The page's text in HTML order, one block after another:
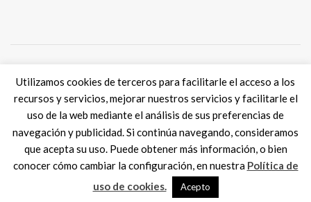
Tweets por @eSkills4Jobs
Digital Skills ES 2017 SPAIN |Aviso legal|Política de Cookies
Utilizamos cookies de terceros para facilitarle el acceso a los
recursos y servicios, mejorar nuestros servicios y facilitarle el
uso de la web mediante el análisis de sus preferencias de
navegación y publicidad. Si continúa navegando, consideramos
que acepta su uso. Puede obtener más información, o bien
conocer cómo cambiar la configuración, en nuestra Política de
uso de cookies.
Acepto